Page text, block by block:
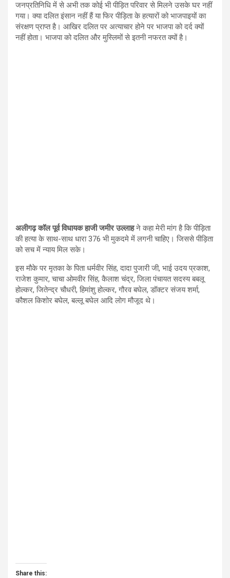
जनप्रतिनिधि में से अभी तक कोई भी पीड़ित परिवार से मिलने उसके घर नहीं
गया। क्या दलित इंसान नहीं हैं या फिर पीड़िता के हत्यारों को भाजपाइयों का
संरक्षण प्राप्त है। आखिर दलित पर अत्याचार होने पर भाजपा को दर्द क्यों
नहीं होता। भाजपा को दलित और मुस्लिमों से इतनी नफरत क्यों है।
अलीगढ़ कॉल पूर्व विधायक हाजी जमीर उल्लाहने कहा मेरी मांग है कि पीड़िता
की हत्या के साथ-साथ धारा 376 भी मुकदमे में लगनी चाहिए। जिससे पीड़िता
को सच में न्याय मिल सके।
इस मौके पर मृतका के पिता धर्मवीर सिंह, दादा पुजारी जी, भाई उदय प्रकाश,
राजेश कुमार, चाचा ओमवीर सिंह, कैलाश चंद्र, जिला पंचायत सदस्य बबलू
होल्कर, जितेन्द्र चौधरी, हिमांशु होल्कर, गौरव बघेल, डॉक्टर संजय शर्मा,
कौशल किशोर बघेल, बल्लू बघेल आदि लोग मौजूद थे।
Share this: